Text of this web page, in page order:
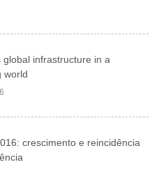
global infrastructure in a
world
crescimento e reincidência